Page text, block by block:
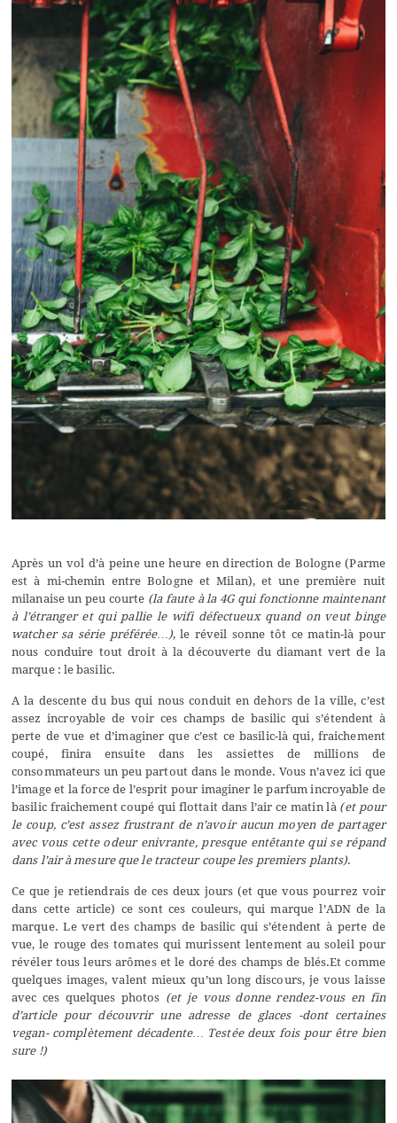
Après un vol d’à peine une heure en direction de Bologne (Parme
est à mi-chemin entre Bologne et Milan), et une première nuit
milanaise un peu courte (la faute à la 4G qui fonctionne maintenant
à l’étranger et qui pallie le wifi défectueux quand on veut binge
watcher sa série préférée…), le réveil sonne tôt ce matin-là pour
nous conduire tout droit à la découverte du diamant vert de la
marque : le basilic.
A la descente du bus qui nous conduit en dehors de la ville, c’est
assez incroyable de voir ces champs de basilic qui s’étendent à
perte de vue et d’imaginer que c’est ce basilic-là qui, fraichement
coupé, finira ensuite dans les assiettes de millions de
consommateurs un peu partout dans le monde. Vous n’avez ici que
l’image et la force de l’esprit pour imaginer le parfum incroyable de
basilic fraichement coupé qui flottait dans l’air ce matin là (et pour
le coup, c’est assez frustrant de n’avoir aucun moyen de partager
avec vous cette odeur enivrante, presque entêtante qui se répand
dans l’air à mesure que le tracteur coupe les premiers plants).
Ce que je retiendrais de ces deux jours (et que vous pourrez voir
dans cette article) ce sont ces couleurs, qui marque l’ADN de la
marque. Le vert des champs de basilic qui s’étendent à perte de
vue, le rouge des tomates qui murissent lentement au soleil pour
révéler tous leurs arômes et le doré des champs de blés.Et comme
quelques images, valent mieux qu’un long discours, je vous laisse
avec ces quelques photos (et je vous donne rendez-vous en fin
d’article pour découvrir une adresse de glaces -dont certaines
vegan- complètement décadente… Testée deux fois pour être bien
sure !)